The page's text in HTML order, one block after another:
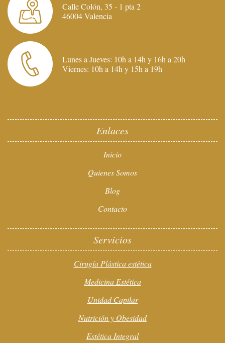
Calle Colón, 35 - 1 pta 2
46004 Valencia
Lunes a Jueves: 10h a 14h y 16h a 20h
Viernes: 10h a 14h y 15h a 19h
Enlaces
Inicio
Quienes Somos
Blog
Contacto
Servicios
Cirugía Plástica estética
Medicina Estética
Unidad Capilar
Nutrición y Obesidad
Estética Integral